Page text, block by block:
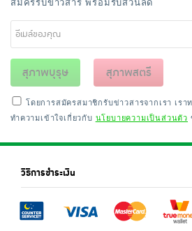
สุภาพบุรุษ สุภาพสตรี
โดยการสมัครสมาชิกรับข่าวสารจากเรา เร
ทำความเข้าใจเกี่ยวกับ นโยบายความเป็นส่วนตัว
วิธีการชำระเงิน